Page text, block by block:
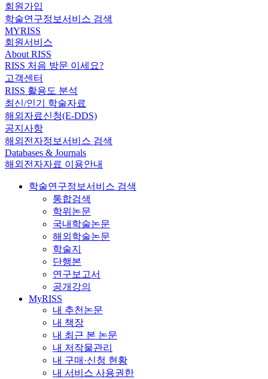
회원가입
학술연구정보서비스 검색
MYRISS
회원서비스
About RISS
RISS 처음 방문 이세요?
고객센터
RISS 활용도 분석
최신/인기 학술자료
해외자료신청(E-DDS)
공지사항
해외전자정보서비스 검색
Databases & Journals
해외전자자료 이용안내
학술연구정보서비스 검색
통합검색
학위논문
국내학술논문
해외학술논문
학술지
단행본
연구보고서
공개강의
MyRISS
내 추천논문
내 책장
내 최근 본 논문
내 저작물관리
내 구매·신청 현황
내 서비스 사용권한